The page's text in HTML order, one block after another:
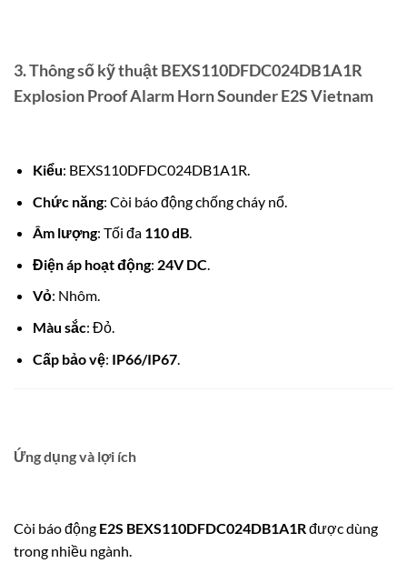
3. Thông số kỹ thuật BEXS110DFDC024DB1A1R
Explosion Proof Alarm Horn Sounder E2S Vietnam
Kiểu: BEXS110DFDC024DB1A1R.
Chức năng: Còi báo động chống cháy nổ.
Âm lượng: Tối đa 110 dB.
Điện áp hoạt động: 24V DC.
Vỏ: Nhôm.
Màu sắc: Đỏ.
Cấp bảo vệ: IP66/IP67.
Ứng dụng và lợi ích
Còi báo động E2S BEXS110DFDC024DB1A1Rđược dùng
trong nhiều ngành.